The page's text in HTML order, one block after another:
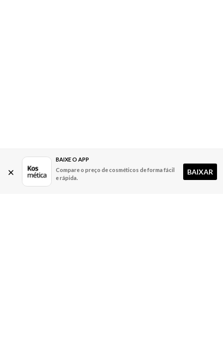
BAIXE O APP
Compare o preço de cosméticos de forma fácil
e rápida.
BAIXAR